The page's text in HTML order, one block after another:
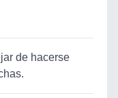
de hacerse